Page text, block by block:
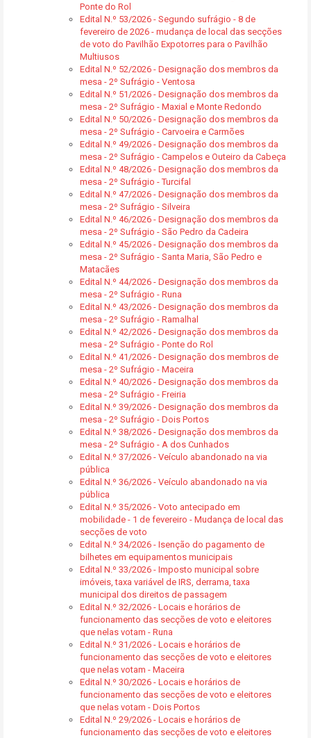
Ponte do Rol
Edital N.º 53/2026 - Segundo sufrágio - 8 de
fevereiro de 2026 - mudança de local das secções
de voto do Pavilhão Expotorres para o Pavilhão
Multiusos
Edital N.º 52/2026 - Designação dos membros da
mesa - 2º Sufrágio - Ventosa
Edital N.º 51/2026 - Designação dos membros da
mesa - 2º Sufrágio - Maxial e Monte Redondo
Edital N.º 50/2026 - Designação dos membros da
mesa - 2º Sufrágio - Carvoeira e Carmões
Edital N.º 49/2026 - Designação dos membros da
mesa - 2º Sufrágio - Campelos e Outeiro da Cabeça
Edital N.º 48/2026 - Designação dos membros da
mesa - 2º Sufrágio - Turcifal
Edital N.º 47/2026 - Designação dos membros da
mesa - 2º Sufrágio - Silveira
Edital N.º 46/2026 - Designação dos membros da
mesa - 2º Sufrágio - São Pedro da Cadeira
Edital N.º 45/2026 - Designação dos membros da
mesa - 2º Sufrágio - Santa Maria, São Pedro e
Matacães
Edital N.º 44/2026 - Designação dos membros da
mesa - 2º Sufrágio - Runa
Edital N.º 43/2026 - Designação dos membros da
mesa - 2º Sufrágio - Ramalhal
Edital N.º 42/2026 - Designação dos membros da
mesa - 2º Sufrágio - Ponte do Rol
Edital N.º 41/2026 - Designação dos membros de
mesa - 2º Sufrágio - Maceira
Edital N.º 40/2026 - Designação dos membros da
mesa - 2º Sufrágio - Freiria
Edital N.º 39/2026 - Designação dos membros da
mesa - 2º Sufrágio - Dois Portos
Edital N.º 38/2026 - Designação dos membros da
mesa - 2º Sufrágio - A dos Cunhados
Edital N.º 37/2026 - Veículo abandonado na via
pública
Edital N.º 36/2026 - Veículo abandonado na via
pública
Edital N.º 35/2026 - Voto antecipado em
mobilidade - 1 de fevereiro - Mudança de local das
secções de voto
Edital N.º 34/2026 - Isenção do pagamento de
bilhetes em equipamentos municipais
Edital N.º 33/2026 - Imposto municipal sobre
imóveis, taxa variável de IRS, derrama, taxa
municipal dos direitos de passagem
Edital N.º 32/2026 - Locais e horários de
funcionamento das secções de voto e eleitores
que nelas votam - Runa
Edital N.º 31/2026 - Locais e horários de
funcionamento das secções de voto e eleitores
que nelas votam - Maceira
Edital N.º 30/2026 - Locais e horários de
funcionamento das secções de voto e eleitores
que nelas votam - Dois Portos
Edital N.º 29/2026 - Locais e horários de
funcionamento das secções de voto e eleitores